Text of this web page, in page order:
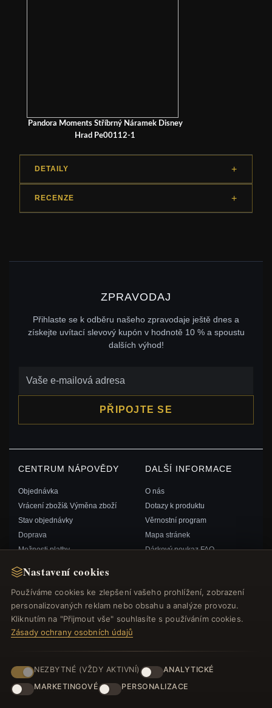
Nastavení cookies
Používáme cookies ke zlepšení vašeho prohlížení, zobrazení
personalizovaných reklam nebo obsahu a analýze provozu.
Kliknutím na "Přijmout vše" souhlasíte s používáním cookies.
Zásady ochrany osobních údajů
NEZBYTNÉ (VŽDY AKTIVNÍ)
ANALYTICKÉ
MARKETINGOVÉ
PERSONALIZACE
Pandora Moments Stříbrný Náramek Disney
Hrad Pe00112-1
DETAILY
RECENZE
ZPRAVODAJ
Přihlaste se k odběru našeho zpravodaje ještě dnes a
získejte uvítací slevový kupón v hodnotě 10 % a spoustu
dalších výhod!
PŘIPOJTE SE
CENTRUM NÁPOVĚDY
Objednávka
Vrácení zboží& Výměna zboží
Stav objednávky
Doprava
Možnosti platby
Kontaktujte nás
DALŠÍ INFORMACE
O nás
Dotazy k produktu
Věrnostní program
Mapa stránek
Dárkový poukaz FAQ
RYCHLÉ ODKAZY
Nové produkty
Speciální nabídky
Blog
Recenze
Přihlásit se
SLEDUJTE NÁS